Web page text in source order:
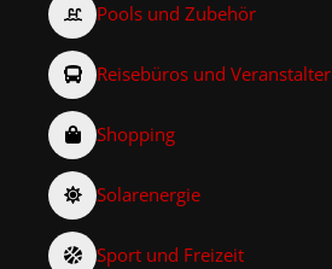
Pools und Zubehör
Reisebüros und Veranstalter
Shopping
Solarenergie
Sport und Freizeit